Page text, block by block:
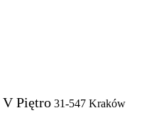
V Piętro 31-547 Kraków